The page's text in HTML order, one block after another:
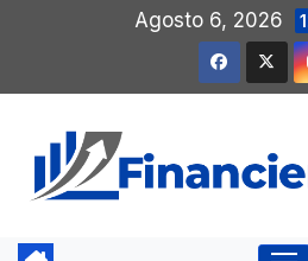
contenido
Agosto 6, 2026